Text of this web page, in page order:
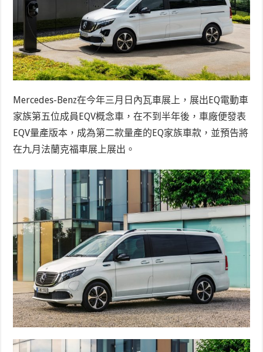
Mercedes-Benz在今年三月日內瓦車展上，展出EQ電動車
家族第五位成員EQV概念車，在不到半年後，車廠便發表
EQV量產版本，成為第二款量產的EQ家族車款，並預告將
在九月法蘭克福車展上展出。